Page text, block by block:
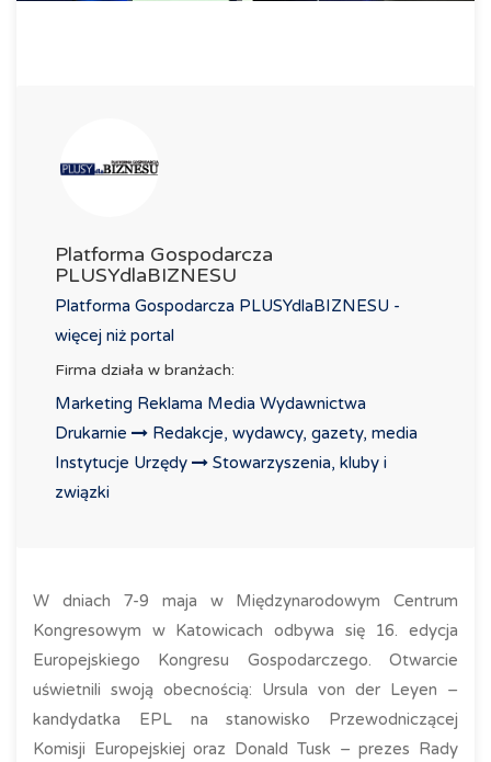
Platforma Gospodarcza
PLUSYdlaBIZNESU
Platforma Gospodarcza PLUSYdlaBIZNESU -
więcej niż portal
Firma działa w branżach:
Marketing Reklama Media Wydawnictwa
Drukarnie
Redakcje, wydawcy, gazety, media
Instytucje Urzędy
Stowarzyszenia, kluby i
związki
W dniach 7-9 maja w Międzynarodowym Centrum
Kongresowym w Katowicach odbywa się 16. edycja
Europejskiego Kongresu Gospodarczego. Otwarcie
uświetnili swoją obecnością: Ursula von der Leyen –
kandydatka EPL na stanowisko Przewodniczącej
Komisji Europejskiej oraz Donald Tusk – prezes Rady